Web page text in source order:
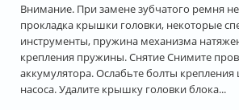
Внимание. При замене зубчатого ремня
прокладка крышки головки, некоторые
инструменты, пружина механизма
крепления пружины. Снятие Снимите
аккумулятора. Ослабьте болты
насоса. Удалите крышку головки блока...